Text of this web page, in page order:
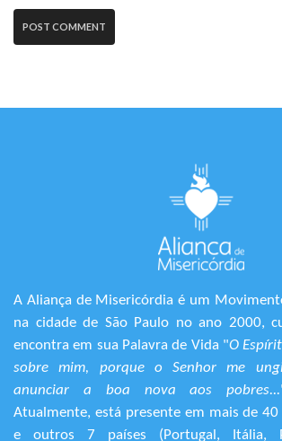
A Aliança de Misericórdia é um
na cidade de São Paulo no ano 2000,
encontra em sua Palavra de Vida "O
sobre mim, porque o Senhor me
anunciar a boa nova aos pobres...
Atualmente, está presente em mais de 40
e outros 7 países (Portugal, Itália,